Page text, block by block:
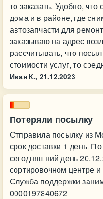
то заказать. Удобно,
дома и в районе, где
автозапчасти для
заказываю на адрес
рассчитывать, что
стоимости услуг, то
Иван К., 21.12.2023
Потеряли посылку
Отправила посылку из
срок доставки 1 день.
сегодняшний день
сортировочном центре
Служба поддержки
0000197840672